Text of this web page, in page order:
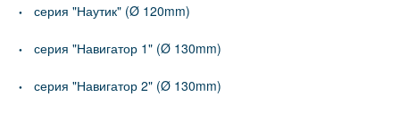
серия "Наутик" (Ø 120mm)
серия "Навигатор 1" (Ø 130mm)
серия "Навигатор 2" (Ø 130mm)